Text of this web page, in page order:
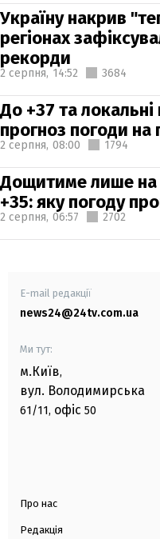
Україну накрив
регіонах
рекорди
2 серпня, 14:52 3684
До +37 та
прогноз погоди
2 серпня, 08:00 1794
Дощитиме лише на
+35: яку погоду
2 серпня, 06:57 2702
E-mail редакції
news24@24tv.com.ua
Ми тут:
м.Київ,
вул. Володимирська
61/11, офіс 50
Про нас
Редакція